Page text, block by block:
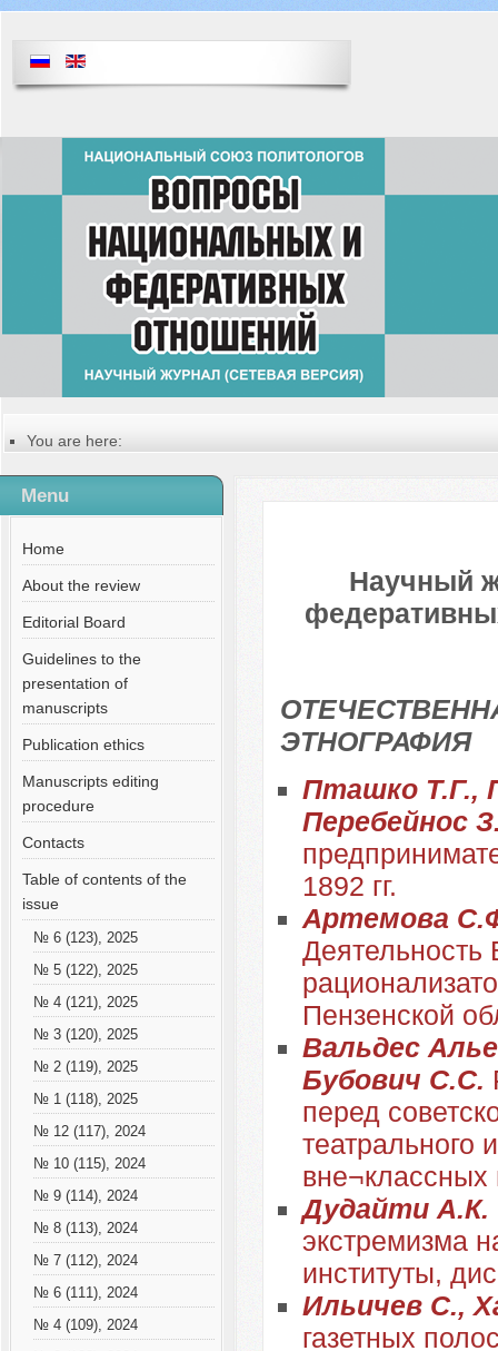
You are here:
Table of contents of the issue
№ 10 (91), 2022
Русский
Menu
Home
About the review
Editorial Board
Guidelines to the
presentation of
manuscripts
Publication ethics
Manuscripts editing
procedure
Contacts
Table of contents of the
issue
№ 6 (123), 2025
№ 5 (122), 2025
№ 4 (121), 2025
№ 3 (120), 2025
№ 2 (119), 2025
№ 1 (118), 2025
№ 12 (117), 2024
№ 10 (115), 2024
№ 9 (114), 2024
№ 8 (113), 2024
№ 7 (112), 2024
№ 6 (111), 2024
№ 4 (109), 2024
Научный
ЭТНОГРАФИЯ
Пташко Т.Г.,
Перебейнос
1892 гг.
Артемова
Деятельность
Пензенской
Вальдес
Бубович С.С.
перед
театрального
Дудайти А.К.
экстремизма
институты,
Ильичев С.,
газетных